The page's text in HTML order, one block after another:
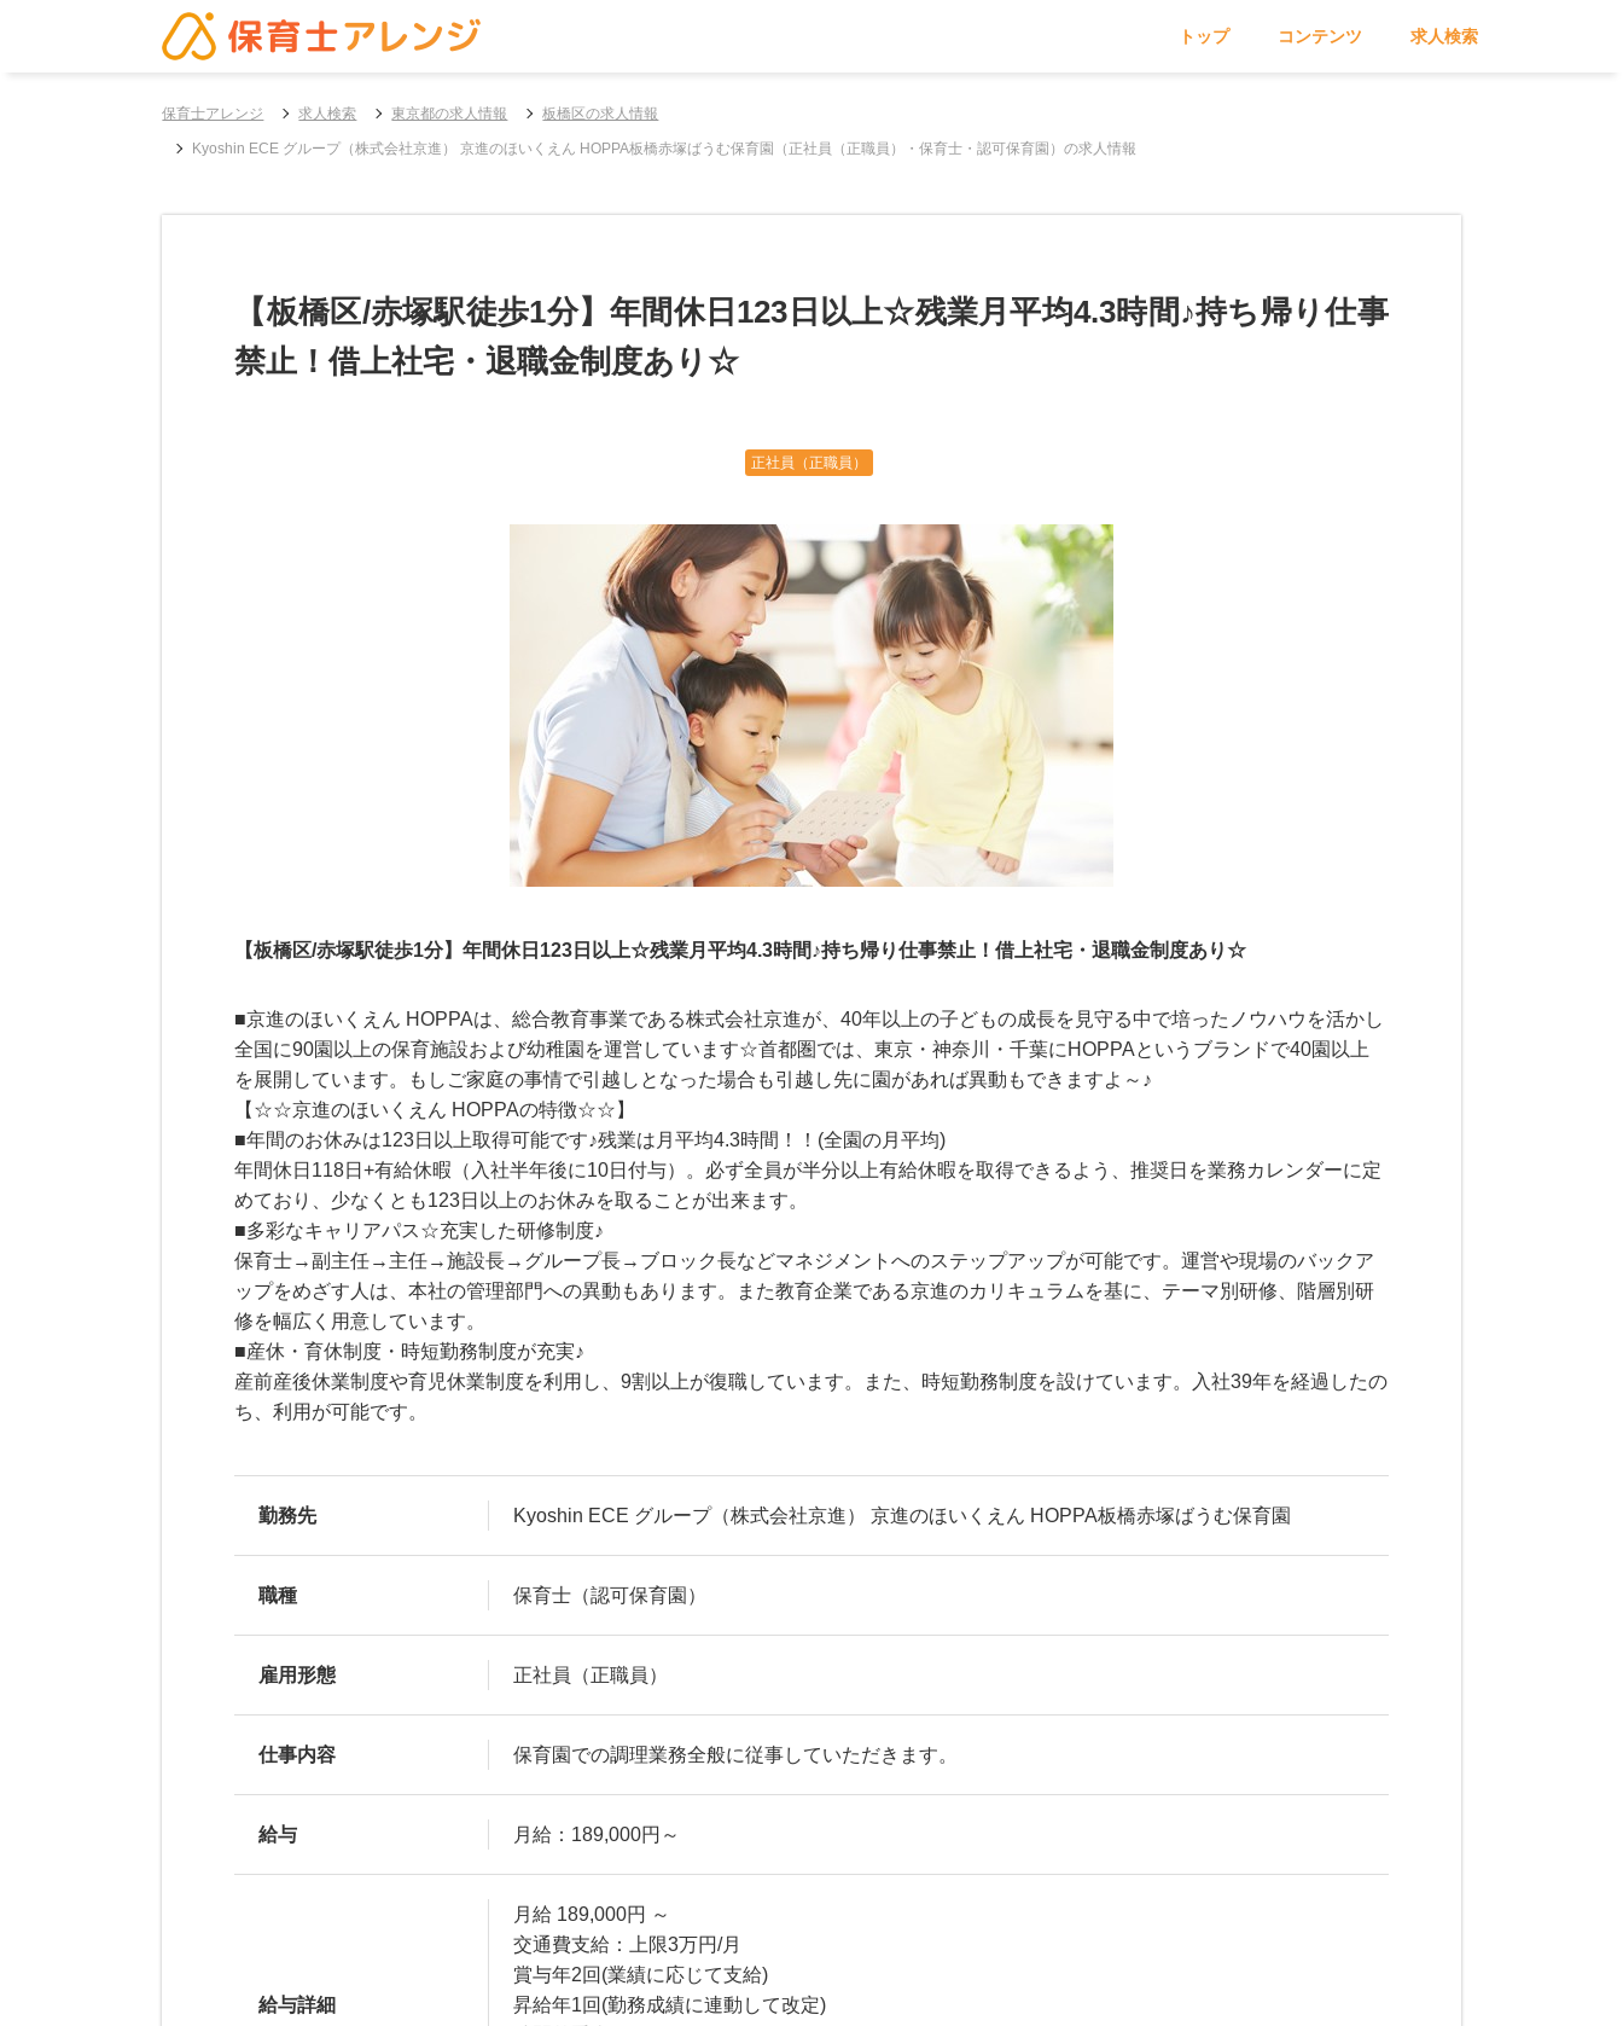
トップ コンテンツ 求人検索
保育士アレンジ 求人検索 東京都の求人情報 板橋区の求人情報
Kyoshin ECE グループ（株式会社京進） 京進のほいくえん HOPPA板橋赤塚ばうむ保育園（正社員（正職員）・保育士・認可保育園）の求人情報
【板橋区/赤塚駅徒歩1分】年間休日123日以上☆残業月平均4.3時間♪持ち帰り仕事
禁止！借上社宅・退職金制度あり☆
正社員（正職員）
【板橋区/赤塚駅徒歩1分】年間休日123日以上☆残業月平均4.3時間♪持ち帰り仕事禁止！借上社宅・退職金制度あり☆
■京進のほいくえん HOPPAは、総合教育事業である株式会社京進が、40年以上の子どもの成長を見守る中で培ったノウハウを活かし
全国に90園以上の保育施設および幼稚園を運営しています☆首都圏では、東京・神奈川・千葉にHOPPAというブランドで40園以上
を展開しています。もしご家庭の事情で引越しとなった場合も引越し先に園があれば異動もできますよ～♪
【☆☆京進のほいくえん HOPPAの特徴☆☆】
■年間のお休みは123日以上取得可能です♪残業は月平均4.3時間！！(全園の月平均)
年間休日118日+有給休暇（入社半年後に10日付与）。必ず全員が半分以上有給休暇を取得できるよう、推奨日を業務カレンダーに定
めており、少なくとも123日以上のお休みを取ることが出来ます。
■多彩なキャリアパス☆充実した研修制度♪
保育士→副主任→主任→施設長→グループ長→ブロック長などマネジメントへのステップアップが可能です。運営や現場のバックア
ップをめざす人は、本社の管理部門への異動もあります。また教育企業である京進のカリキュラムを基に、テーマ別研修、階層別研
修を幅広く用意しています。
■産休・育休制度・時短勤務制度が充実♪
産前産後休業制度や育児休業制度を利用し、9割以上が復職しています。また、時短勤務制度を設けています。入社39年を経過したの
ち、利用が可能です。
勤務先 Kyoshin ECE グループ（株式会社京進） 京進のほいくえん HOPPA板橋赤塚ばうむ保育園
職種 保育士（認可保育園）
雇用形態 正社員（正職員）
仕事内容 保育園での調理業務全般に従事していただきます。
給与 月給：189,000円～
給与詳細
月給 189,000円 ～
交通費支給：上限3万円/月
賞与年2回(業績に応じて支給)
昇給年1回(勤務成績に連動して改定)